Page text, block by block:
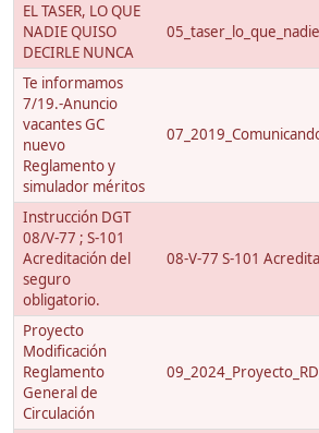
EL TASER, LO QUE
NADIE QUISO
DECIRLE NUNCA
Te informamos
7/19.-Anuncio
vacantes GC
nuevo
Reglamento y
simulador méritos
Instrucción DGT
08/V-77 ; S-101
Acreditación del
seguro
obligatorio.
08-V-77 S-101
Proyecto
Modificación
Reglamento
General de
Circulación